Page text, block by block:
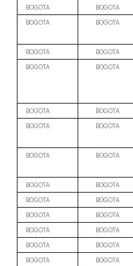
BOGOTA
BOGOTA
BOGOTA
BOGOTA
BOGOTA
BOGOTA
BOGOTA
BOGOTA
BOGOTA
BOGOTA
BOGOTA
BOGOTA
BOGOTA
BOGOTA
BOGOTA
BOGOTA
BOGOTA
BOGOTA
BOGOTA
BOGOTA
BOGOTA
BOGOTA
BOGOTA
BOGOTA
BOGOTA
BOGOTA